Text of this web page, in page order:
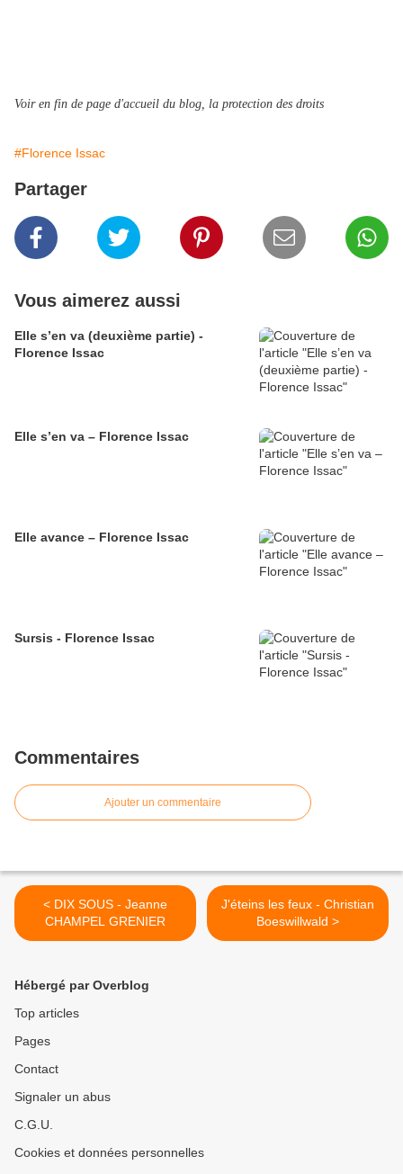
Voir en fin de page d'accueil du blog, la protection des droits
#Florence Issac
Partager
Vous aimerez aussi
Elle s’en va (deuxième partie) -
Florence Issac
Elle s’en va – Florence Issac
Elle avance – Florence Issac
Sursis - Florence Issac
Commentaires
Ajouter un commentaire
< DIX SOUS - Jeanne
CHAMPEL GRENIER
J'éteins les feux - Christian
Boeswillwald >
Hébergé par Overblog
Top articles
Pages
Contact
Signaler un abus
C.G.U.
Cookies et données personnelles